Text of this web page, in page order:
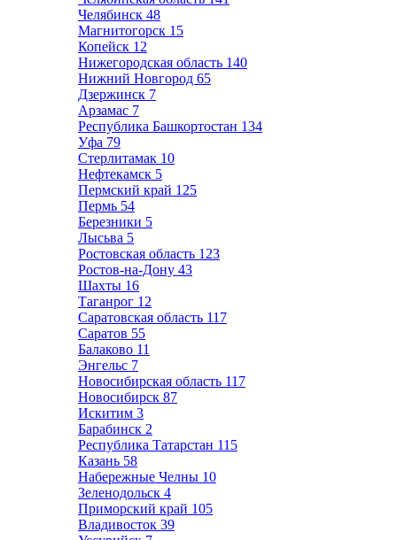
Челябинск 48
Магнитогорск 15
Копейск 12
Нижегородская область 140
Нижний Новгород 65
Дзержинск 7
Арзамас 7
Республика Башкортостан 134
Уфа 79
Стерлитамак 10
Нефтекамск 5
Пермский край 125
Пермь 54
Березники 5
Лысьва 5
Ростовская область 123
Ростов-на-Дону 43
Шахты 16
Таганрог 12
Саратовская область 117
Саратов 55
Балаково 11
Энгельс 7
Новосибирская область 117
Новосибирск 87
Искитим 3
Барабинск 2
Республика Татарстан 115
Казань 58
Набережные Челны 10
Зеленодольск 4
Приморский край 105
Владивосток 39